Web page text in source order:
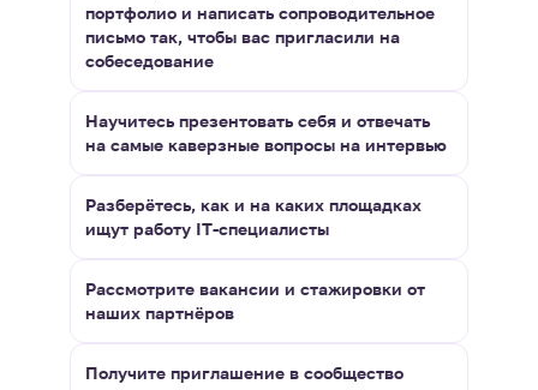
портфолио и написать сопроводительное
письмо так, чтобы вас пригласили на
собеседование
Научитесь презентовать себя и отвечать
на самые каверзные вопросы на интервью
Разберётесь, как и на каких площадках
ищут работу IT-специалисты
Рассмотрите вакансии и стажировки от
наших партнёров
Получите приглашение в сообщество